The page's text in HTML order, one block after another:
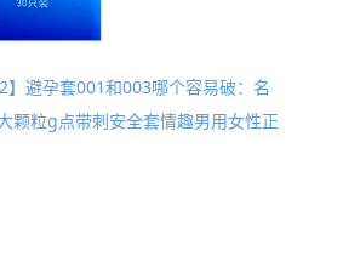
】避孕套001和003哪个容易破：名
颗粒g点带刺安全套情趣男用女性正